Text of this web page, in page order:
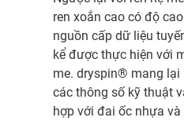
ren xoắn cao có độ
nguồn cấp dữ liệu
kể được thực hiện với
me. dryspin® mang lại
các thông số kỹ thuật
hợp với đai ốc nhựa